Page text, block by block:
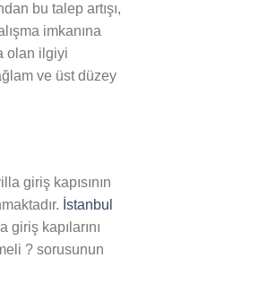
bu talep artışı,
imkanına
olan ilgiyi
ve üst düzey
giriş kapısının
İstanbul
kapılarını
? sorusunun